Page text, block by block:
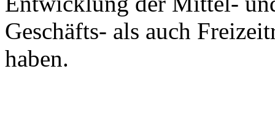
Geschäfts- als auch
haben.